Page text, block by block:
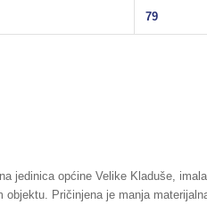
79
jedinica općine Velike Kladuše,
objektu. Pričinjena je manja